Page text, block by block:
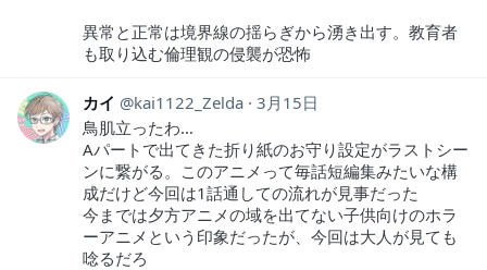
異常と正常は境界線の揺らぎから湧き出す。教育者
も取り込む倫理観の侵襲が恐怖
カイ kai1122_Zelda 3月15日
鳥肌立ったわ…
Aパートで出てきた折り紙のお守り設定がラストシー
ンに繋がる。このアニメって毎話短編集みたいな構
成だけど今回は1話通しての流れが見事だった
今までは夕方アニメの域を出てない子供向けのホラ
ーアニメという印象だったが、今回は大人が見ても
唸るだろ